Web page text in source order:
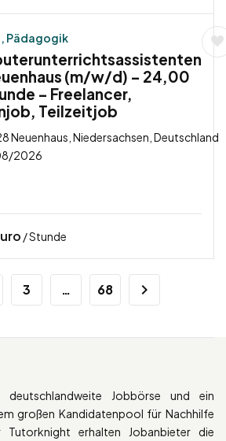
Pädagogik
(m/w/d) – 24,00
– Freelancer,
Teilzeitjob
Neuenhaus, Niedersachsen, Deutschland
2026
/ Stunde
3 … 68
Jobbörse und ein
großen Kandidatenpool für Nachhilfe
Tutorknight erhalten Jobanbieter die